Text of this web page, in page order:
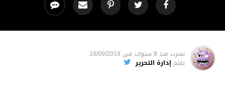
نشرت منذ 8 سنوات فى 19/09/2018
بقلم إدارة التحرير